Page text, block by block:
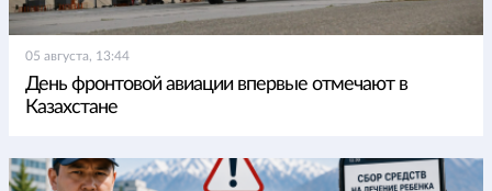
05 августа, 13:44
День фронтовой авиации впервые отмечают в
Казахстане